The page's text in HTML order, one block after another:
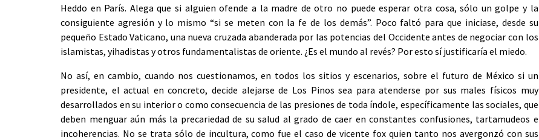
Heddo en París. Alega que si alguien ofende a la madre de otro no puede esperar otra cosa, sólo un golpe y la
consiguiente agresión y lo mismo “si se meten con la fe de los demás”. Poco faltó para que iniciase, desde su
pequeño Estado Vaticano, una nueva cruzada abanderada por las potencias del Occidente antes de negociar con los
islamistas, yihadistas y otros fundamentalistas de oriente. ¿Es el mundo al revés? Por esto sí justificaría el miedo.
No así, en cambio, cuando nos cuestionamos, en todos los sitios y escenarios, sobre el futuro de México si un
presidente, el actual en concreto, decide alejarse de Los Pinos sea para atenderse por sus males físicos muy
desarrollados en su interior o como consecuencia de las presiones de toda índole, específicamente las sociales, que
deben menguar aún más la precariedad de su salud al grado de caer en constantes confusiones, tartamudeos e
incoherencias. No se trata sólo de incultura, como fue el caso de vicente fox quien tanto nos avergonzó con sus